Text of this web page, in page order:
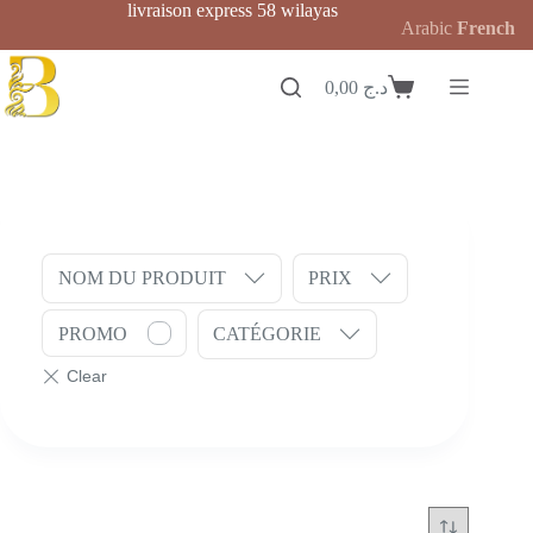
contenu
livraison express 58 wilayas
Panierد.ج
NOM DU PRODUIT PRIX
PROMO CATÉGORIE
Arabic French